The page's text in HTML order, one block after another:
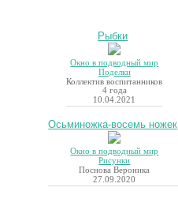
Рыбки
Окно в подводный мир
Поделки
Коллектив воспитанников
4 года
10.04.2021
Осьминожка-восемь ножек
Окно в подводный мир
Рисунки
Поснова Вероника
27.09.2020